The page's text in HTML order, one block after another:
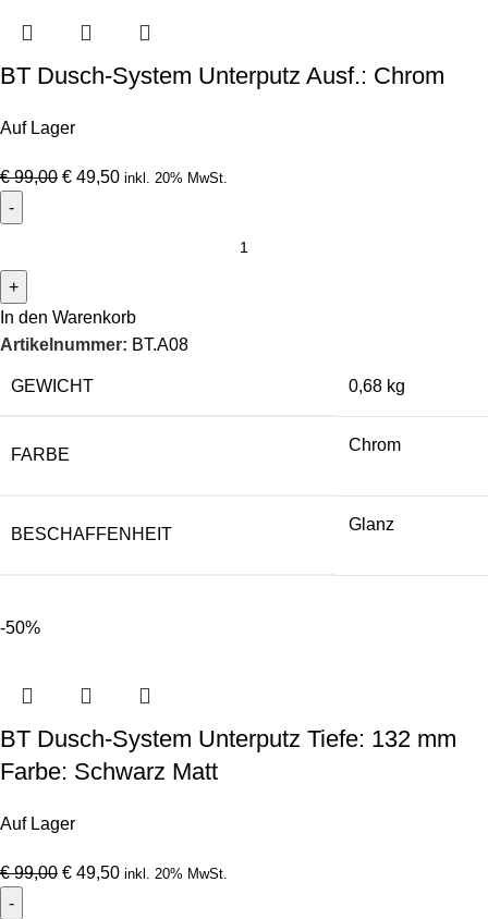
BT Dusch-System Unterputz Ausf.: Chrom
Auf Lager
€99,00 € 49,50 inkl. 20% MwSt.
In den Warenkorb
Artikelnummer: BT.A08
GEWICHT 0,68 kg
FARBE
Chrom
BESCHAFFENHEIT
Glanz
-50%
BT Dusch-System Unterputz Tiefe: 132 mm
Farbe: Schwarz Matt
Auf Lager
€99,00 € 49,50 inkl. 20% MwSt.